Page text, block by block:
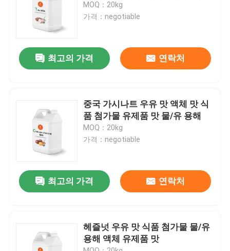
화면
우리에 대하여
품질 관리
연락주세요
인용문을 요구하세요
음료 맛
MOQ：20kg
가격：negotiable
최고의 가격 연락처
중국 가시나트 우유 맛 액체 맛 식
품 첨가물 유제품 맛 물/유 용해
MOQ：20kg
가격：negotiable
최고의 가격 연락처
헤즐넛 우유 맛 식품 첨가물 물/유
용해 액체 유제품 맛